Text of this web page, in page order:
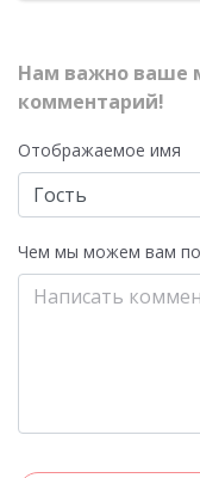
Нам важно ваше
комментарий!
Отображаемое имя
Чем мы можем вам